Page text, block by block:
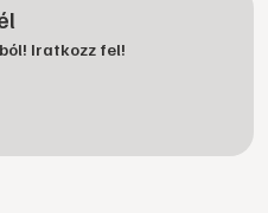
Iratkozz fel!